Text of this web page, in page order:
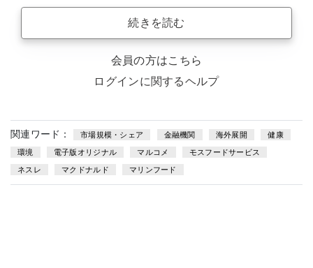
続きを読む
会員の方はこちら
ログインに関するヘルプ
関連ワード： 市場規模・シェア 金融機関 海外展開 健康
環境 電子版オリジナル マルコメ モスフードサービス
ネスレ マクドナルド マリンフード